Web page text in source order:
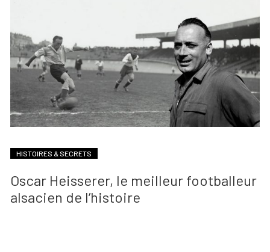
HISTOIRES & SECRETS
Oscar Heisserer, le meilleur footballeur
alsacien de l’histoire